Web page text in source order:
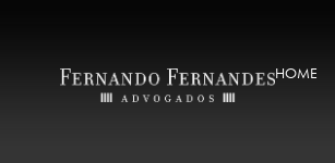
HOME